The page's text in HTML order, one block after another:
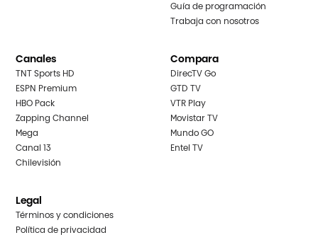
Guía de programación
Trabaja con nosotros
Canales
TNT Sports HD
ESPN Premium
HBO Pack
Zapping Channel
Mega
Canal 13
Chilevisión
Compara
DirecTV Go
GTD TV
VTR Play
Movistar TV
Mundo GO
Entel TV
Legal
Términos y condiciones
Política de privacidad